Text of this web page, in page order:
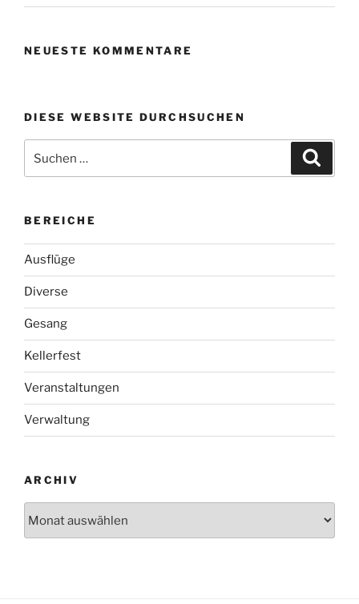
NEUESTE KOMMENTARE
DIESE WEBSITE DURCHSUCHEN
nach:
BEREICHE
Ausflüge
Diverse
Gesang
Kellerfest
Veranstaltungen
Verwaltung
ARCHIV